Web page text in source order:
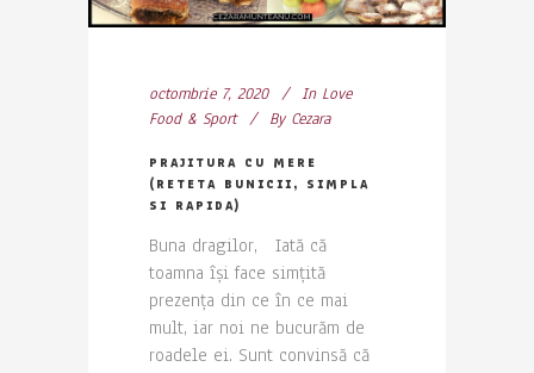
octombrie 7, 2020 In Love
Food & Sport
By Cezara
PRAJITURA CU MERE
(RETETA BUNICII, SIMPLA
SI RAPIDA)
Buna dragilor, Iată că
toamna își face simțită
prezența din ce în ce mai
mult, iar noi ne bucurăm de
roadele ei. Sunt convinsă că